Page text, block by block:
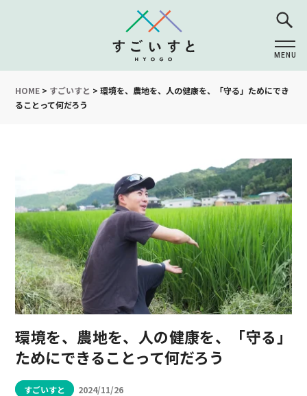
HOME > すごいすと >環境を、農地を、人の健康を、「守る」ためにでき
ることって何だろう
環境を、農地を、人の健康を、「守る」
ためにできることって何だろう
すごいすと 2024/11/26
MENU